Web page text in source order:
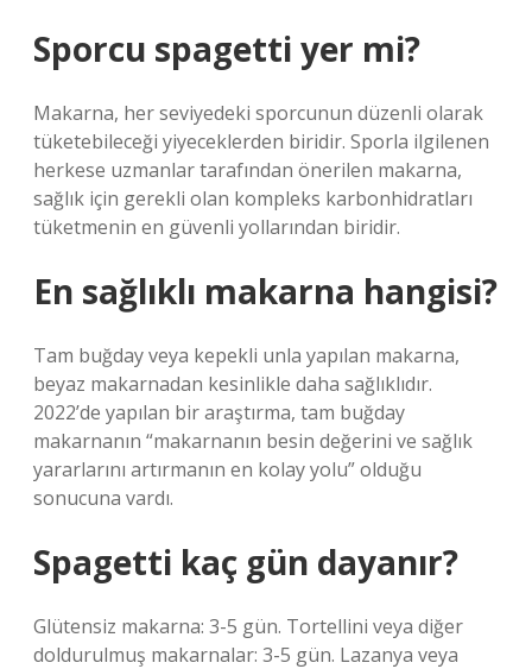
Sporcu spagetti yer mi?
Makarna, her seviyedeki sporcunun düzenli olarak
tüketebileceği yiyeceklerden biridir. Sporla ilgilenen
herkese uzmanlar tarafından önerilen makarna,
sağlık için gerekli olan kompleks karbonhidratları
tüketmenin en güvenli yollarından biridir.
En sağlıklı makarna hangisi?
Tam buğday veya kepekli unla yapılan makarna,
beyaz makarnadan kesinlikle daha sağlıklıdır.
2022’de yapılan bir araştırma, tam buğday
makarnanın “makarnanın besin değerini ve sağlık
yararlarını artırmanın en kolay yolu” olduğu
sonucuna vardı.
Spagetti kaç gün dayanır?
Glütensiz makarna: 3-5 gün. Tortellini veya diğer
doldurulmuş makarnalar: 3-5 gün. Lazanya veya